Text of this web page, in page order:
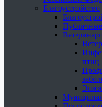
Благоустройство
птиц